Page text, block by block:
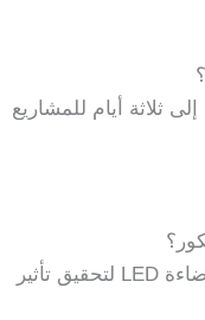
ثلاثة أيام للمشاريع
نعم، معظم الديكورات يمكن دمجها مع إضاءة LED لتحقيق تأثير